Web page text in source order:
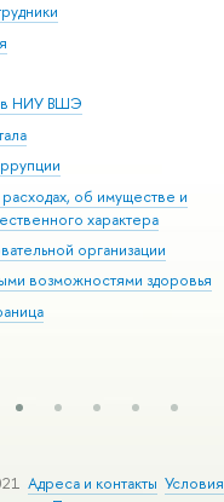
в НИУ ВШЭ
об имуществе и
характера
организации
возможностями здоровья
Адреса и контакты Условия